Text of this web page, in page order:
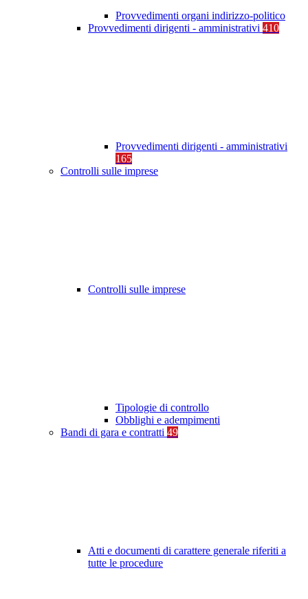
Provvedimenti organi indirizzo-politico
Provvedimenti dirigenti - amministrativi 410
Provvedimenti dirigenti - amministrativi
165
Controlli sulle imprese
Controlli sulle imprese
Tipologie di controllo
Obblighi e adempimenti
Bandi di gara e contratti 49
Atti e documenti di carattere generale riferiti a
tutte le procedure